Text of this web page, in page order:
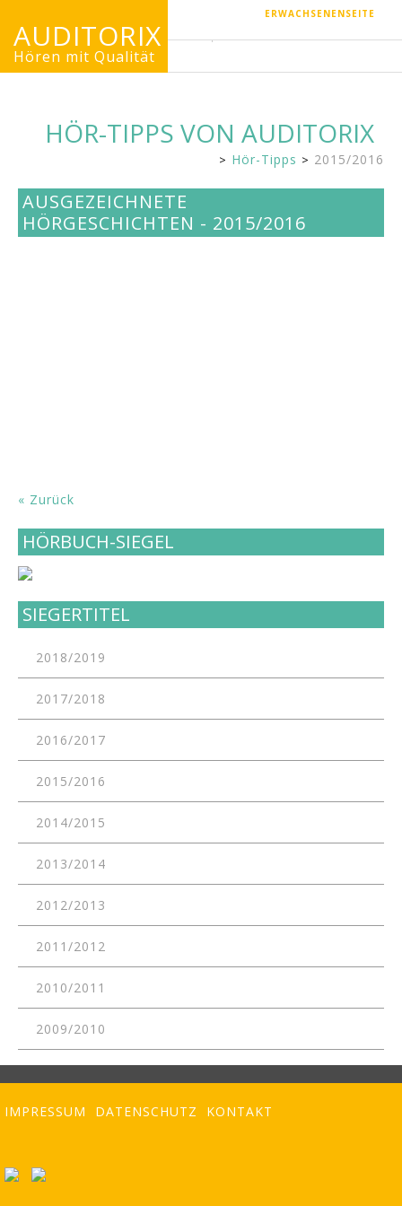
ERWACHSENENSEITE
AUDITORIX
Hören mit Qualität
HÖR-TIPPS VON AUDITORIX
Kinderseite
Hör-Tipps 2015/2016
AUSGEZEICHNETE
HÖRGESCHICHTEN - 2015/2016
« Zurück
HÖRBUCH-SIEGEL
SIEGERTITEL
2018/2019
2017/2018
2016/2017
2015/2016
2014/2015
2013/2014
2012/2013
2011/2012
2010/2011
2009/2010
IMPRESSUM DATENSCHUTZ KONTAKT